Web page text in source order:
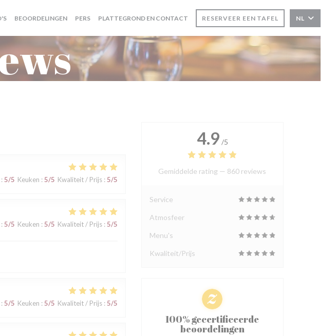
BEOORDELINGEN PERS PLATTEGROND EN CONTACT RESERVEER EEN TAFEL NL
5/5 Keuken : 5/5 Kwaliteit / Prijs: 5/5
5/5 Keuken : 5/5 Kwaliteit / Prijs: 5/5
5/5 Keuken : 5/5 Kwaliteit / Prijs: 5/5
4.9 /5
Gemiddelde rating — 860 reviews
Service
Atmosfeer
Menu's
Kwaliteit/Prijs
100% gecertificeerde
beoordelingen